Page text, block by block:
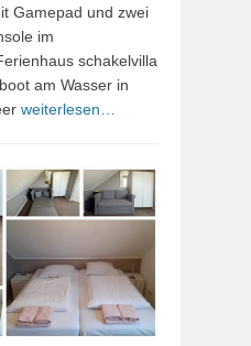
Gamepad und zwei
im
schakelvilla
am Wasser in
weiterlesen…